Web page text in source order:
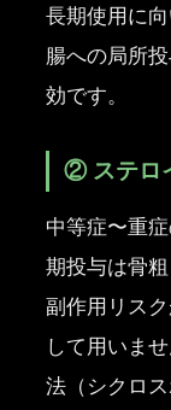
長期使用に
腸への局所
効です。
② ステロ
中等症〜重
期投与は骨
副作用リス
して用いま
法（シクロ